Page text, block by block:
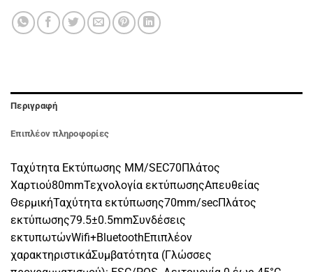
Περιγραφή
Επιπλέον πληροφορίες
Ταχύτητα Εκτύπωσης MM/SEC70Πλάτος
Χαρτιού80mmΤεχνολογία εκτύπωσηςΑπευθείας
ΘερμικήΤαχύτητα εκτύπωσης70mm/secΠλάτος
εκτύπωσης79.5±0.5mmΣυνδέσεις
εκτυπωτώνWifi+BluetoothΕπιπλέον
χαρακτηριστικάΣυμβατότητα (Γλώσσες